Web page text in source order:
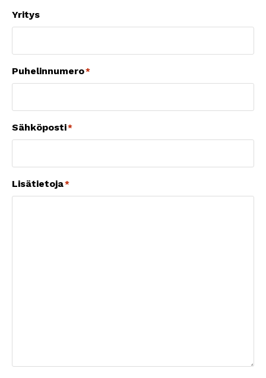
Yritys
Puhelinnumero*
Sähköposti*
Lisätietoja*